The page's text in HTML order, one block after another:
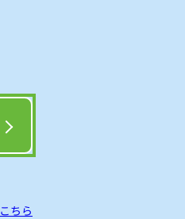
こちら